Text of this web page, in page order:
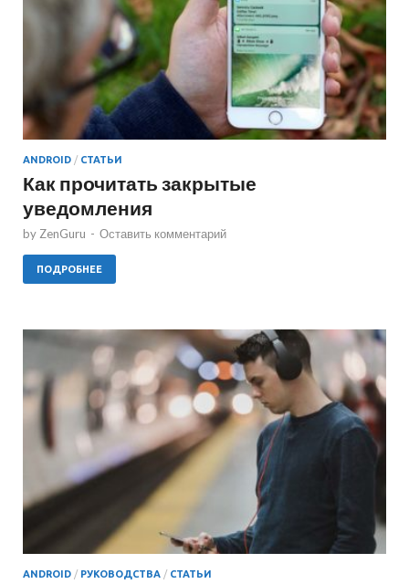
ANDROID / СТАТЬИ
Как прочитать закрытые
уведомления
by ZenGuru - Оставить комментарий
ПОДРОБНЕЕ
ANDROID / РУКОВОДСТВА / СТАТЬИ